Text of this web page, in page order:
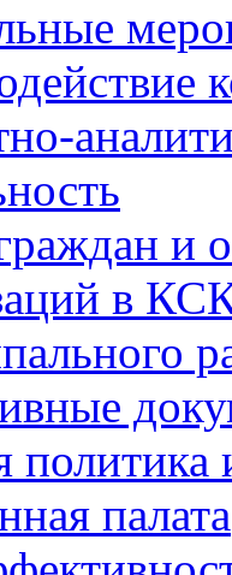
и
в
политика
палата